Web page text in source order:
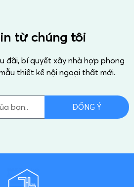
từ chúng tôi
đãi, bí quyết xây nhà hợp phong
thiết kế nội ngoại thất mới.
ĐỒNG Ý